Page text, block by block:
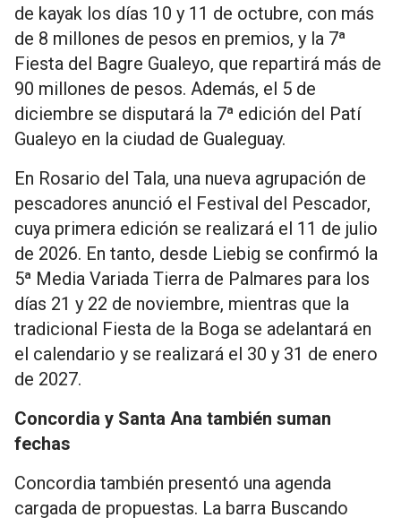
de kayak los días 10 y 11 de octubre, con más
de 8 millones de pesos en premios, y la 7ª
Fiesta del Bagre Gualeyo, que repartirá más de
90 millones de pesos. Además, el 5 de
diciembre se disputará la 7ª edición del Patí
Gualeyo en la ciudad de Gualeguay.
En Rosario del Tala, una nueva agrupación de
pescadores anunció el Festival del Pescador,
cuya primera edición se realizará el 11 de julio
de 2026. En tanto, desde Liebig se confirmó la
5ª Media Variada Tierra de Palmares para los
días 21 y 22 de noviembre, mientras que la
tradicional Fiesta de la Boga se adelantará en
el calendario y se realizará el 30 y 31 de enero
de 2027.
Concordia y Santa Ana también suman
fechas
Concordia también presentó una agenda
cargada de propuestas. La barra Buscando